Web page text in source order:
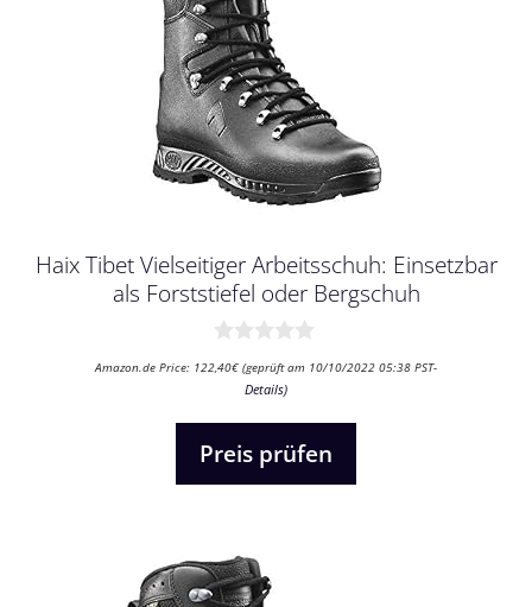
Haix Tibet Vielseitiger Arbeitsschuh: Einsetzbar
als Forststiefel oder Bergschuh
v
Amazon.de Price: 122,40€ (geprüft am 10/10/2022 05:38 PST-
Details)
Preis prüfen